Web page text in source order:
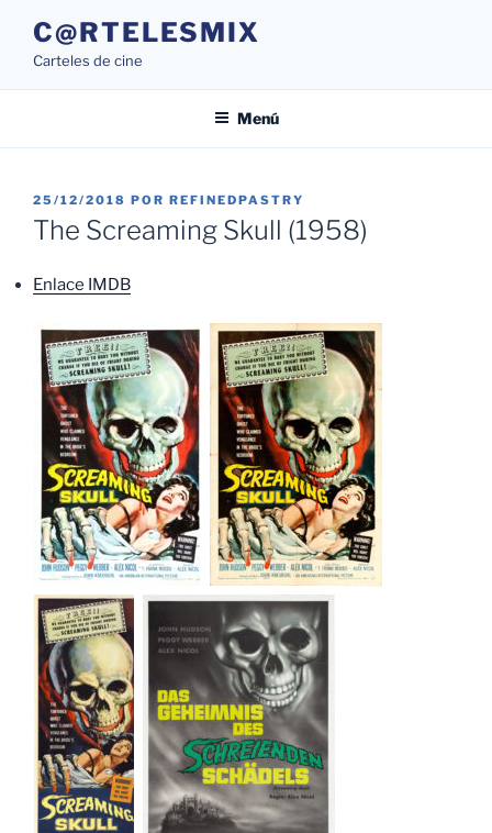
contenido
C@RTELESMIX
Carteles de cine
Menú
PUBLICADO
EL
25/12/2018 POR REFINEDPASTRY
The Screaming Skull (1958)
Enlace IMDB